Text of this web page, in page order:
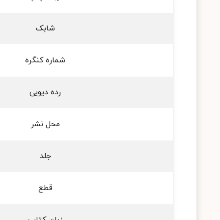
شابک
شماره کنگره
رده دیویی
محل نشر
جلد
قطع